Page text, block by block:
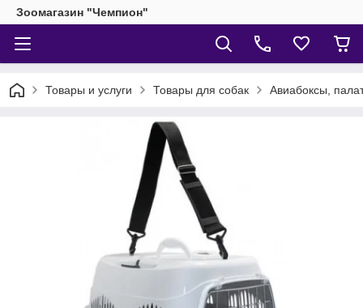
Зоомагазин "Чемпион"
Товары и услуги Товары для собак Авиабоксы,